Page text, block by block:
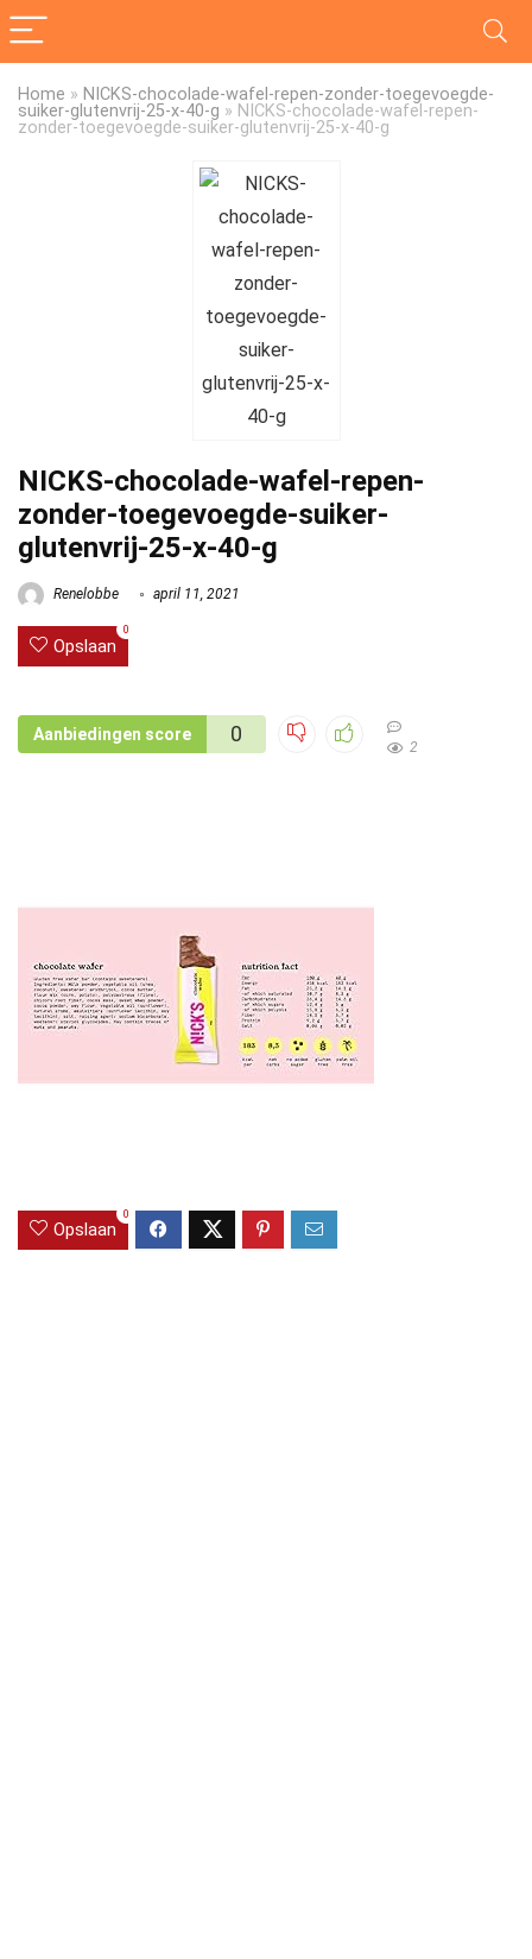
Home » NICKS-chocolade-wafel-repen-zonder-toegevoegde-
suiker-glutenvrij-25-x-40-g » NICKS-chocolade-wafel-repen-
zonder-toegevoegde-suiker-glutenvrij-25-x-40-g
NICKS-chocolade-wafel-repen-
zonder-toegevoegde-suiker-
glutenvrij-25-x-40-g
Renelobbe april 11, 2021
Opslaan
0
Aanbiedingen score 0
2
Opslaan
0